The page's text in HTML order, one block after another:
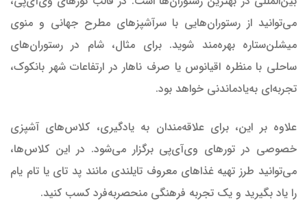
می‌توانید از رستوران‌هایی با سرآشپزهای مطرح جهانی و منوی
میشلن‌ستاره بهره‌مند شوید. برای مثال، شام در رستوران‌های
ساحلی با منظره اقیانوس یا صرف ناهار در ارتفاعات شهر بانکوک،
تجربه‌ای به‌یادماندنی خواهد بود.
علاوه بر این، برای علاقه‌مندان به یادگیری، کلاس‌های آشپزی
خصوصی در تورهای وی‌آی‌پی برگزار می‌شود. در این کلاس‌ها،
می‌توانید طرز تهیه غذاهای معروف تایلندی مانند پد تای یا تام یام
را یاد بگیرید و یک تجربه فرهنگی منحصربه‌فرد کسب کنید.